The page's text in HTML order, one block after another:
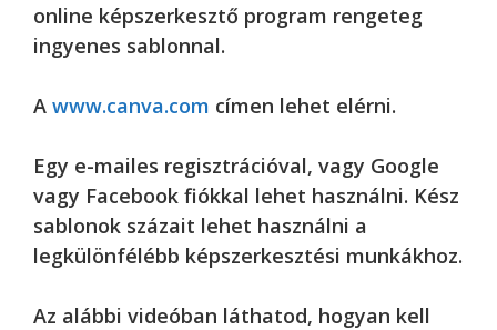
online képszerkesztő program rengeteg
ingyenes sablonnal.
A www.canva.com címen lehet elérni.
Egy e-mailes regisztrációval, vagy Google
vagy Facebook fiókkal lehet használni. Kész
sablonok százait lehet használni a
legkülönfélébb képszerkesztési munkákhoz.
Az alábbi videóban láthatod, hogyan kell